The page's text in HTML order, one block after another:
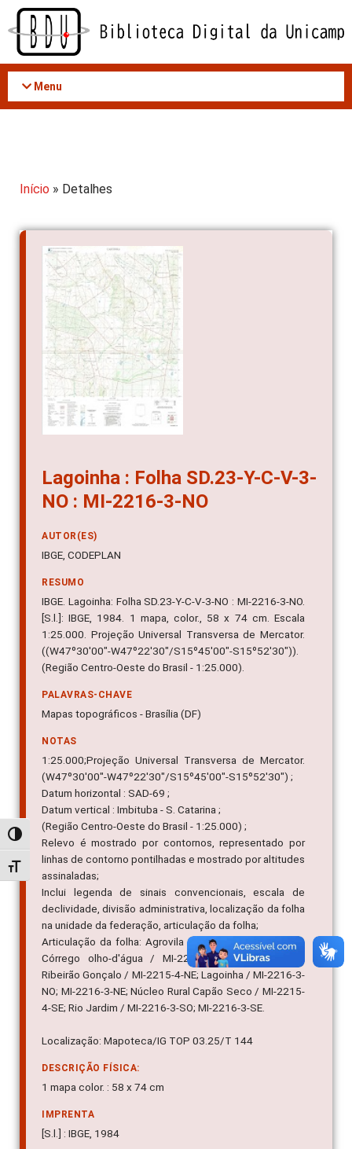
Acessar
conteúdo
Alternar alto contraste
Alternar tamanho da fonte
Menu
Início » Detalhes
Lagoinha : Folha SD.23-Y-C-V-3-
NO : MI-2216-3-NO
AUTOR(ES)
IBGE, CODEPLAN
RESUMO
IBGE. Lagoinha: Folha SD.23-Y-C-V-3-NO : MI-2216-3-NO.
[S.l.]: IBGE, 1984. 1 mapa, color., 58 x 74 cm. Escala
1:25.000. Projeção Universal Transversa de Mercator.
((W47º30'00"-W47º22'30"/S15º45'00"-S15º52'30")).
(Região Centro-Oeste do Brasil - 1:25.000).
PALAVRAS-CHAVE
Mapas topográficos - Brasília (DF)
NOTAS
1:25.000;Projeção Universal Transversa de Mercator.
(W47º30'00"-W47º22'30"/S15º45'00"-S15º52'30") ;
Datum horizontal : SAD-69 ;
Datum vertical : Imbituba - S. Catarina ;
(Região Centro-Oeste do Brasil - 1:25.000) ;
Relevo é mostrado por contornos, representado por
linhas de contorno pontilhadas e mostrado por altitudes
assinaladas;
Inclui legenda de sinais convencionais, escala de
declividade, divisão administrativa, localização da folha
na unidade da federação, articulação da folha;
Articulação da folha: Agrovila Taquara / MI-2215-2-SE;
Córrego olho-d'água / MI-2216-1-SO; MI-2216-1-SE;
Ribeirão Gonçalo / MI-2215-4-NE; Lagoinha / MI-2216-3-
NO; MI-2216-3-NE; Núcleo Rural Capão Seco / MI-2215-
4-SE; Rio Jardim / MI-2216-3-SO; MI-2216-3-SE.
Localização: Mapoteca/IG TOP 03.25/T 144
DESCRIÇÃO FÍSICA:
1 mapa color. : 58 x 74 cm
IMPRENTA
[S.l.] : IBGE, 1984